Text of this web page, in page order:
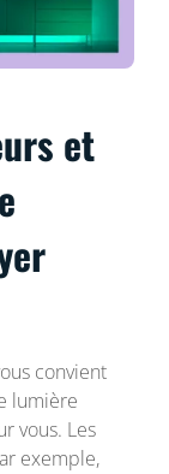
et
convient
lumière
vous. Les
exemple,